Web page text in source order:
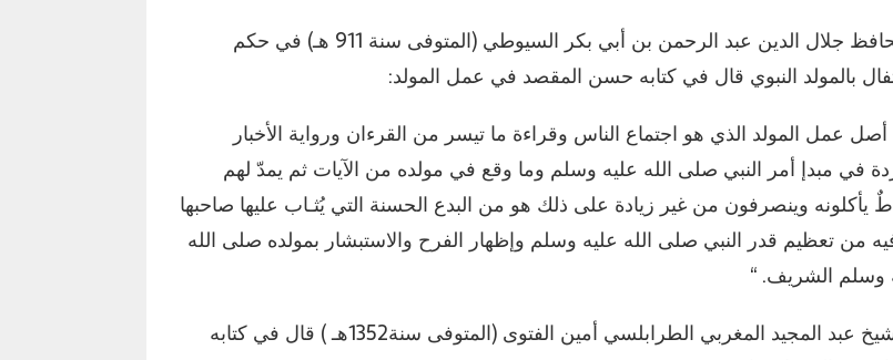
– الحافظ جلال الدين عبد الرحمن بن أبي بكر السيوطي (المتوفى سنة 911 هـ) في حكم
بالمولد النبوي قال في كتابه حسن المقصد في عمل المولد:
عمل المولد الذي هو اجتماع الناس وقراءة ما تيسر من القرءان ورواية الأخبار
في مبدإ أمر النبي صلى الله عليه وسلم وما وقع في مولده من الآيات ثم يمدّ لهم
يأكلونه وينصرفون من غير زيادة على ذلك هو من البدع الحسنة التي يُثـاب عليها صاحبها
من تعظيم قدر النبي صلى الله عليه وسلم وإظهار الفرح والاستبشار بمولده صلى الله
وسلم الشريف. “
– الشيخ عبد المجيد المغربي الطرابلسي أمين الفتوى (المتوفى سنة1352هـ ) قال في كتابه